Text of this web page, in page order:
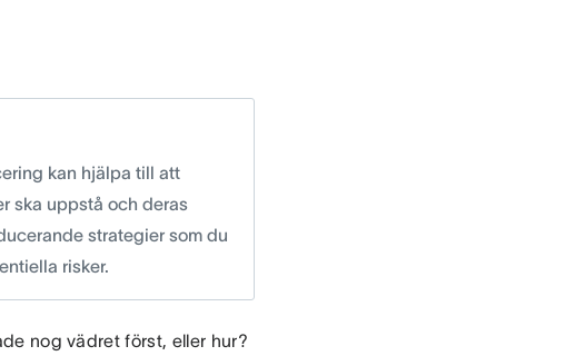
kan hjälpa till att
ska uppstå och deras
strategier som du
risker.
nog vädret först, eller hur?